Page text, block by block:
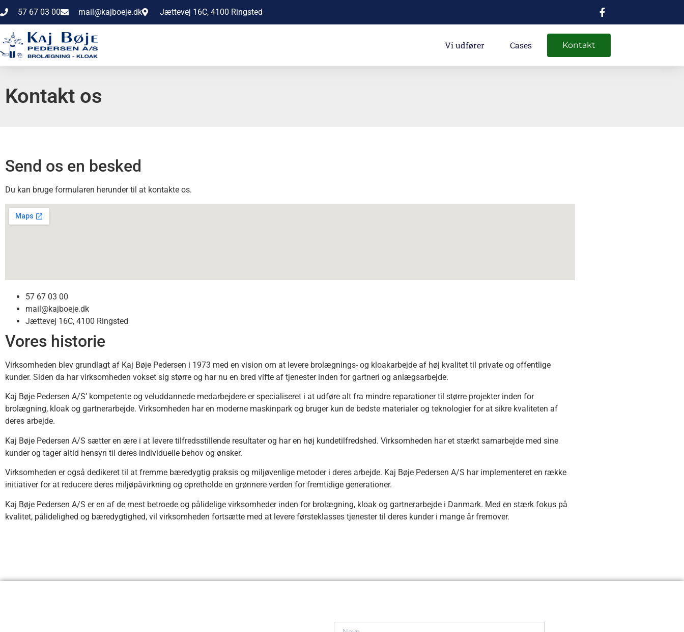
57 67 03 00 mail@kajboeje.dk Jættevej 16C, 4100 Ringsted
Vi udfører Cases Kontakt
Kontakt os
Send os en besked
Du kan bruge formularen herunder til at kontakte os.
57 67 03 00
mail@kajboeje.dk
Jættevej 16C, 4100 Ringsted
Vores historie
Virksomheden blev grundlagt af Kaj Bøje Pedersen i 1973 med en vision om at levere brolægnings- og kloakarbejde af høj kvalitet til private og offentlige
kunder. Siden da har virksomheden vokset sig større og har nu en bred vifte af tjenester inden for gartneri og anlægsarbejde.
Kaj Bøje Pedersen A/S’ kompetente og veluddannede medarbejdere er specialiseret i at udføre alt fra mindre reparationer til større projekter inden for
brolægning, kloak og gartnerarbejde. Virksomheden har en moderne maskinpark og bruger kun de bedste materialer og teknologier for at sikre kvaliteten af
deres arbejde.
Kaj Bøje Pedersen A/S sætter en ære i at levere tilfredsstillende resultater og har en høj kundetilfredshed. Virksomheden har et stærkt samarbejde med sine
kunder og tager altid hensyn til deres individuelle behov og ønsker.
Virksomheden er også dedikeret til at fremme bæredygtig praksis og miljøvenlige metoder i deres arbejde. Kaj Bøje Pedersen A/S har implementeret en række
initiativer for at reducere deres miljøpåvirkning og opretholde en grønnere verden for fremtidige generationer.
Kaj Bøje Pedersen A/S er en af de mest betroede og pålidelige virksomheder inden for brolægning, kloak og gartnerarbejde i Danmark. Med en stærk fokus på
kvalitet, pålidelighed og bæredygtighed, vil virksomheden fortsætte med at levere førsteklasses tjenester til deres kunder i mange år fremover.